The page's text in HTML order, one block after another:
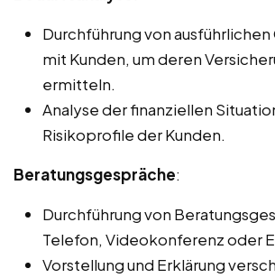
Durchführung von
mit Kunden, um deren
ermitteln.
Analyse der finanziellen
Risikoprofile der Kunden.
Beratungsgespräche:
Durchführung von
Telefon, Videokonferenz oder
Vorstellung und Erklärung